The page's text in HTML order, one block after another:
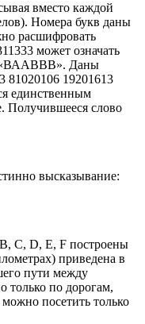
вместо каждой
Номера букв даны
расшифровать
может означать
«ВААВВВ». Даны
81020106 19201613
единственным
Получившееся слово
высказывание:
C, D, E, F построены
приведена в
пути между
только по дорогам,
посетить только